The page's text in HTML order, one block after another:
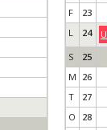
F
23
L
24
S
25
M 26
T
27
O
28